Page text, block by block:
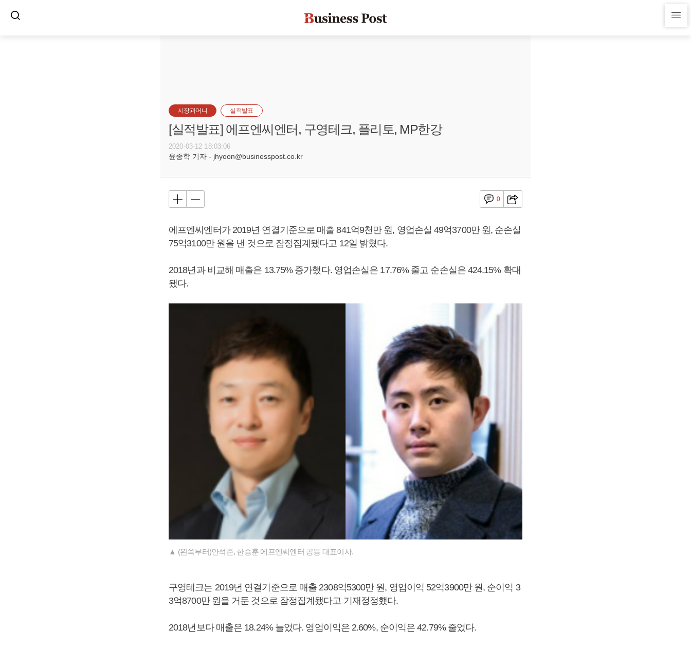
시장과머니 실적발표
[실적발표] 에프엔씨엔터, 구영테크, 플리토, MP한강
2020-03-12 18:03:06
윤종학 기자 - jhyoon@businesspost.co.kr
0
에프엔씨엔터가 2019년 연결기준으로 매출 841억9천만 원, 영업손실 49억3700만 원, 순손실
75억3100만 원을 낸 것으로 잠정집계됐다고 12일 밝혔다.
2018년과 비교해 매출은 13.75% 증가했다. 영업손실은 17.76% 줄고 순손실은 424.15% 확대
됐다.
▲ (왼쪽부터)안석준, 한승훈 에프엔씨엔터 공동 대표이사.
구영테크는 2019년 연결기준으로 매출 2308억5300만 원, 영업이익 52억3900만 원, 순이익 3
3억8700만 원을 거둔 것으로 잠정집계됐다고 기재정정했다.
2018년보다 매출은 18.24% 늘었다. 영업이익은 2.60%, 순이익은 42.79% 줄었다.